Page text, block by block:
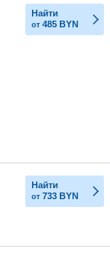
Найти
от 485 BYN
Найти
от 733 BYN